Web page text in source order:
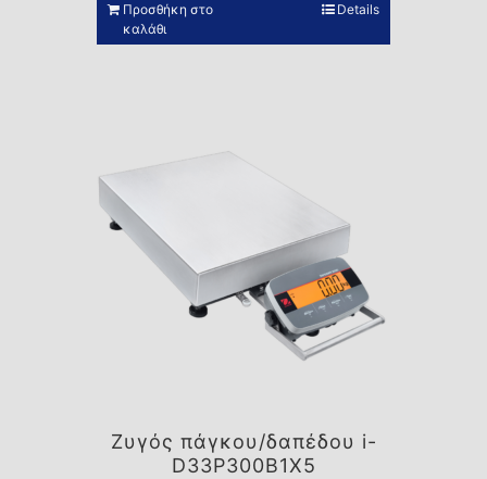
Προσθήκη στο
καλάθι
Details
Ζυγός πάγκου/δαπέδου i-
D33P300B1X5